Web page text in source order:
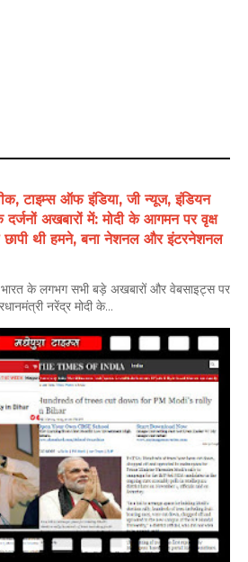
टाइम्स ऑफ इंडिया, जी न्यूज, इंडियन
अखबारों में: मोदी के आगमन पर वृक्ष
थी हमने, बना नेशनल और इंटरनेशनल
के लगभग सभी बड़े अखबारों और वेबसाइट्स पर
नरेंद्र मोदी के...